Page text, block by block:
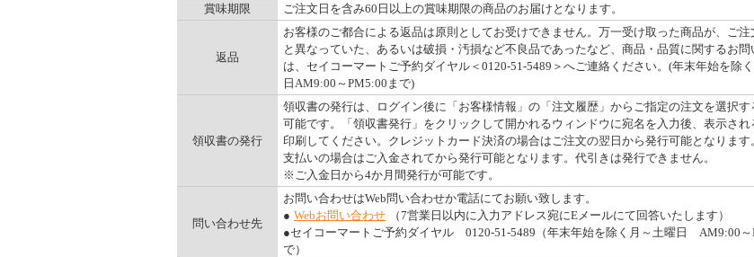
賞味期限
ご注文日を含み60日以上の賞味期限の商品のお届けとなります。
返品
お客様のご都合による返品は原則としてお受けできません。万一受け取った商品が、ご注
と異なっていた、あるいは破損・汚損など不良品であったなど、商品・品質に関するお問
は、セイコーマートご予約ダイヤル＜0120-51-5489＞へご連絡ください。(年末年始を除
日AM9:00～PM5:00まで)
領収書の発行
領収書の発行は、ログイン後に「お客様情報」の「注文履歴」からご指定の注文を選択す
可能です。「領収書発行」をクリックして開かれるウィンドウに宛名を入力後、表示され
印刷してください。クレジットカード決済の場合はご注文の翌日から発行可能となります
支払いの場合はご入金されてから発行可能となります。代引きは発行できません。
※ご入金日から4か月間発行が可能です。
問い合わせ先
お問い合わせはWeb問い合わせか電話にてお願い致します。
● Webお問い合わせ
（7営業日以内に入力アドレス宛にEメールにて回答いたします）
●セイコーマートご予約ダイヤル 0120-51-5489（年末年始を除く月～土曜日 AM9:00～
で）